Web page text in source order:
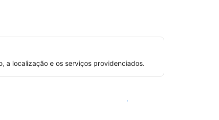
a localização e os serviços providenciados.
Ver disponibilidade